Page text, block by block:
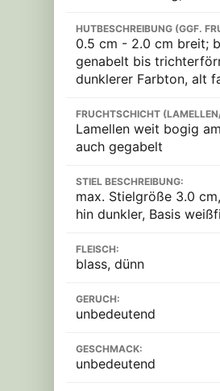
HUTBESCHREIBUNG (GGF.
0.5 cm - 2.0 cm breit;
genabelt bis
dunklerer Farbton, alt
FRUCHTSCHICHT
Lamellen weit bogig
auch gegabelt
STIEL BESCHREIBUNG:
max. Stielgröße 3.0
hin dunkler, Basis
FLEISCH:
blass, dünn
GERUCH:
unbedeutend
GESCHMACK:
unbedeutend